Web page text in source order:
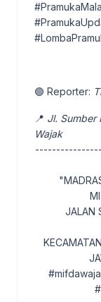
🟢 Reporter:
📍 Jl. Sumber
Wajak
JALAN